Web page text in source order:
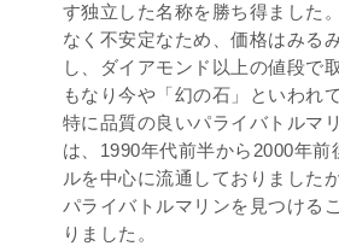
す独立した名称を勝ち得ました
なく不安定なため、価格はみる
し、ダイアモンド以上の値段で
もなり今や「幻の石」といわれ
特に品質の良いパライバトルマ
は、1990年代前半から2000年前
ルを中心に流通しておりました
パライバトルマリンを見つける
りました。